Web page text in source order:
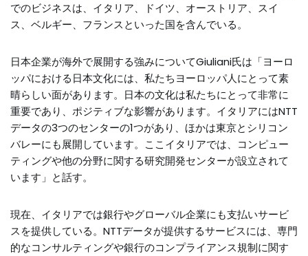
でのビジネスは、イタリア、ドイツ、オーストリア、スイ
ス、ベルギー、フランスといった国を含んでいる。
日本企業が海外で展開する強みについてGiuliani氏は「ヨーロ
ッパにおける日本文化には、私たちヨーロッパ人にとって素
晴らしい面があります。日本の文化は私たちにとって非常に
重要であり、ポジティブな影響があります。イタリアにはNTT
データの3つのセンターの1つがあり、ほかは東京とシリコン
バレーにも展開しています。ここイタリアでは、コンピュー
ティングや他の分野に関する研究開発センターが設立されて
います」と話す。
現在、イタリアでは銀行やグローバル企業にも支払いサービ
スを提供している。NTTデータが提供するサービスには、専門
的なコンサルティングや銀行のコンプライアンス規制に関す